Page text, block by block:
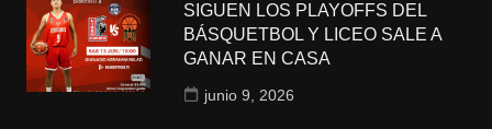
SIGUEN LOS PLAYOFFS DEL
BÁSQUETBOL Y LICEO SALE A
GANAR EN CASA
junio 9, 2026